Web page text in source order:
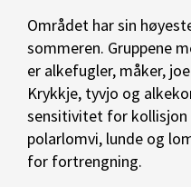
Området har sin
sommeren. Gruppene
er alkefugler, måker,
Krykkje, tyvjo og
sensitivitet for kollisjon
polarlomvi, lunde og
for fortrengning.